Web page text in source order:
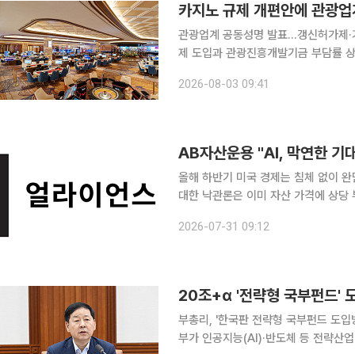
카지노 규제 개편안에 관광
관광업계 공동성명 발표…갱신허가제·기금 인상안 재검토
제 도입과 관광진흥개발기금 부담률
국카지노업관광협회는 이 같은 내용
2026-08-03 09:41
올해 하반기 미국 경제는 침체 없이
대한 낙관론은 이미 자산 가격에 상
이어갈 수 있지만, 실적이 기대치에
2026-07-31 09:12
20조+α '전략형 국부펀드'
부총리, '한국판 전략형 국부펀드 도
부가 인공지능(AI)·반도체 등 전략산